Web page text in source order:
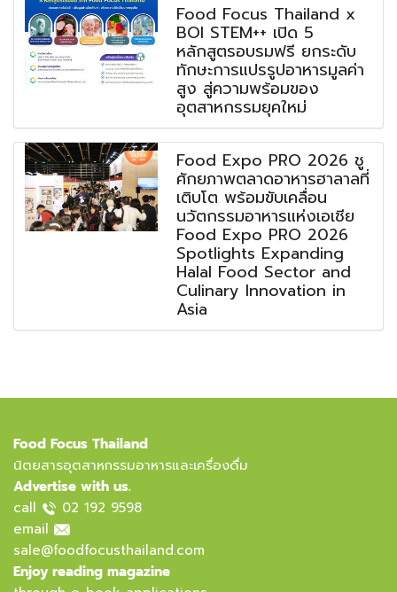
Food Focus Thailand x
BOI STEM++ เปิด 5
หลักสูตรอบรมฟรี ยกระดับ
ทักษะการแปรรูปอาหารมูลค่า
สูง สู่ความพร้อมของ
อุตสาหกรรมยุคใหม่
Food Expo PRO 2026 ชู
ศักยภาพตลาดอาหารฮาลาลที่
เติบโต พร้อมขับเคลื่อน
นวัตกรรมอาหารแห่งเอเชีย
Food Expo PRO 2026
Spotlights Expanding
Halal Food Sector and
Culinary Innovation in
Asia
Food Focus Thailand
นิตยสารอุตสาหกรรมอาหารและเครื่องดื่ม
Advertise with us.
call
02 192 9598
email
sale@foodfocusthailand.com
Enjoy reading magazine